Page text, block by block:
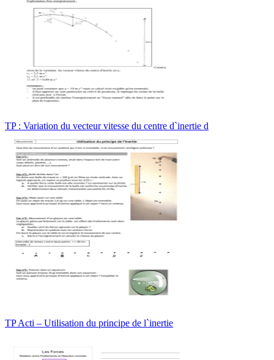
TP : Variation du vecteur vitesse du centre d`inertie d
TP Acti – Utilisation du principe de l`inertie